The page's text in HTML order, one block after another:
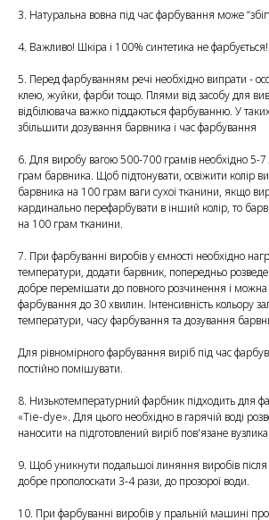
3. Натуральна вовна під час фарбування може
4. Важливо! Шкіра і 100% синтетика не фарбується!
5. Перед фарбуванням речі необхідно випрати -
клею, жуйки, фарби тощо. Плями від засобу для
відбілювача важко піддаються фарбуванню. У
збільшити дозування барвника і час фарбування
6. Для виробу вагою 500-700 грамів необхідно 5-7
грам барвника. Щоб підтонувати, освіжити колір
барвника на 100 грам ваги сухої тканини, якщо
кардинально перефарбувати в інший колір, то
на 100 грам тканини.
7. При фарбуванні виробів у ємності необхідно
температури, додати барвник, попередньо
добре перемішати до повного розчинення і
фарбування до 30 хвилин. Інтенсивність кольору
температури, часу фарбування та дозування
Для рівномірного фарбування виріб під час
постійно помішувати.
8. Низькотемпературний фарбник підходить для
«Tie-dye». Для цього необхідно в гарячій воді
наносити на підготовлений виріб пов'язане
9. Щоб уникнути подальшої линяння виробів
добре прополоскати 3-4 рази, до прозорої води.
10. При фарбуванні виробів у пральній машині